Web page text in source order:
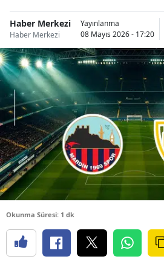
Haber Merkezi
Haber Merkezi
Yayınlanma
08 Mayıs 2026 - 17:20
Okunma Süresi: 1 dk